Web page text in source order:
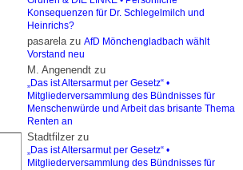
Konsequenzen für Dr. Schlegelmilch und
Heinrichs?
pasarelazu AfD Mönchengladbach wählt
Vorstand neu
M. Angenendt zu
„Das ist Altersarmut per Gesetz“ •
Mitgliederversammlung des Bündnisses für
Menschenwürde und Arbeit das brisante Thema
Renten an
Stadtfilzer zu
„Das ist Altersarmut per Gesetz“ •
Mitgliederversammlung des Bündnisses für